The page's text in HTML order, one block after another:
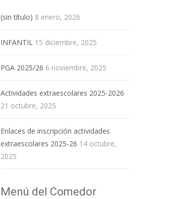
(sin título) 8 enero, 2026
INFANTIL 15 diciembre, 2025
PGA 2025/26 6 noviembre, 2025
Actividades extraescolares 2025-2026
21 octubre, 2025
Enlaces de inscripción actividades
extraescolares 2025-26 14 octubre,
2025
Menú del Comedor